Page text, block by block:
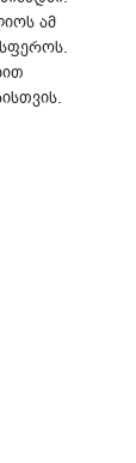
ამ